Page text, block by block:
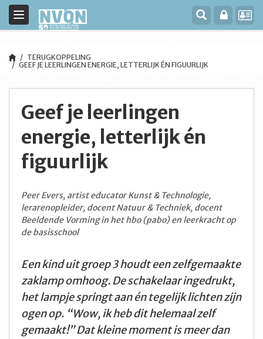
Toggle
navigation
TERUGKOPPELING
GEEF JE LEERLINGEN ENERGIE, LETTERLIJK ÉN FIGUURLIJK
Geef je leerlingen
energie, letterlijk én
figuurlijk
Peer Evers, artist educator Kunst & Technologie,
lerarenopleider, docent Natuur & Techniek, docent
Beeldende Vorming in het hbo (pabo) en leerkracht op
de basisschool
Een kind uit groep 3 houdt een zelfgemaakte
zaklamp omhoog. De schakelaar ingedrukt,
het lampje springt aan én tegelijk lichten zijn
ogen op. “Wow, ik heb dit helemaal zelf
gemaakt!” Dat kleine moment is meer dan